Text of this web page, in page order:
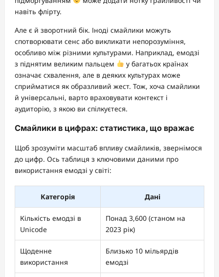
навіть флірту.
Але є й зворотний бік. Іноді смайлики можуть
спотворювати сенс або викликати непорозуміння,
особливо між різними культурами. Наприклад, емодзі
з піднятим великим пальцем
у багатьох країнах
означає схвалення, але в деяких культурах може
сприйматися як образливий жест. Тож, хоча смайлики
й універсальні, варто враховувати контекст і
аудиторію, з якою ви спілкуєтеся.
Смайлики в цифрах: статистика, що вражає
Щоб зрозуміти масштаб впливу смайликів, звернімося
до цифр. Ось таблиця з ключовими даними про
використання емодзі у світі:
Категорія Дані
Кількість емодзі в
Unicode
Понад 3,600 (станом на
2023 рік)
Щоденне
використання
Близько 10 мільярдів
емодзі